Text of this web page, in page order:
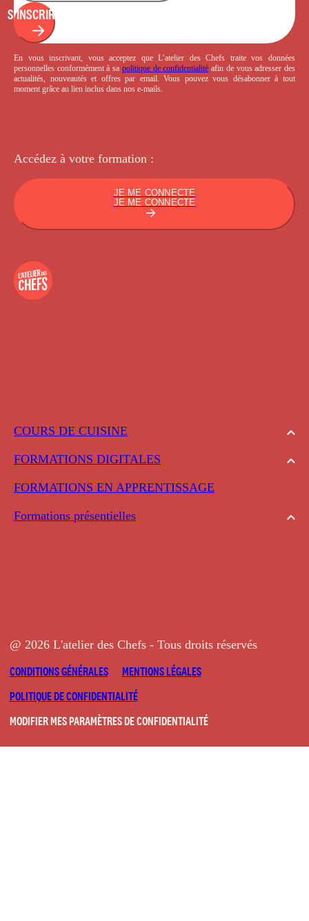
COURS DE CUISINE
FORMATIONS DIGITALES
FORMATIONS EN APPRENTISSAGE
Formations présentielles
S'INSCRIRE
En vous inscrivant, vous acceptez que L’atelier des Chefs traite vos données
personnelles conformément à sa politique de confidentialité afin de vous adresser des
actualités, nouveautés et offres par email. Vous pouvez vous désabonner à tout
moment grâce au lien inclus dans nos e-mails.
Accédez à votre formation :
JE ME CONNECTE
JE ME CONNECTE
@ 2026 L'atelier des Chefs - Tous droits réservés
CONDITIONS GÉNÉRALES
MENTIONS LÉGALES
POLITIQUE DE CONFIDENTIALITÉ
MODIFIER MES PARAMÈTRES DE CONFIDENTIALITÉ